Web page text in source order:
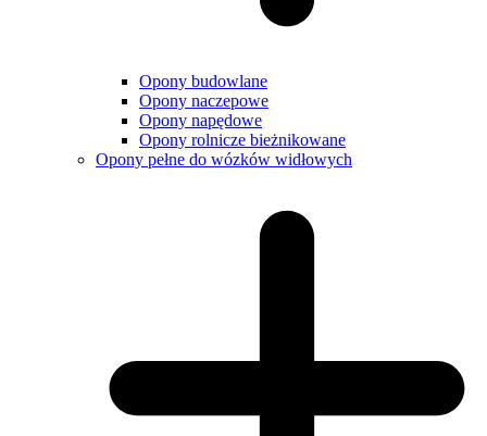
Opony budowlane
Opony naczepowe
Opony napędowe
Opony rolnicze bieżnikowane
Opony pełne do wózków widłowych